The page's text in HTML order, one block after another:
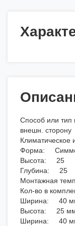
Способ или
внешн. сторону
Форма:
Высота: 25
Глубина: 25
Монтажная
Кол-во в
Ширина: 40
Высота: 25
Ширина: 40